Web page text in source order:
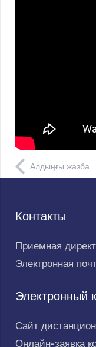
Алдыңғы жазба
Контакты
Приемная
Электронная
Электронный
Сайт
Онлайн-заявка